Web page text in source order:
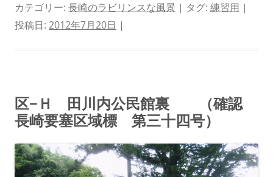
カテゴリー: 長崎のラビリンスな風景 | タグ: 練習用 |
投稿日: 2012年7月20日 |
区−Ｈ 田川内公民館裏 （確認
長崎要塞区域標 第三十四号）